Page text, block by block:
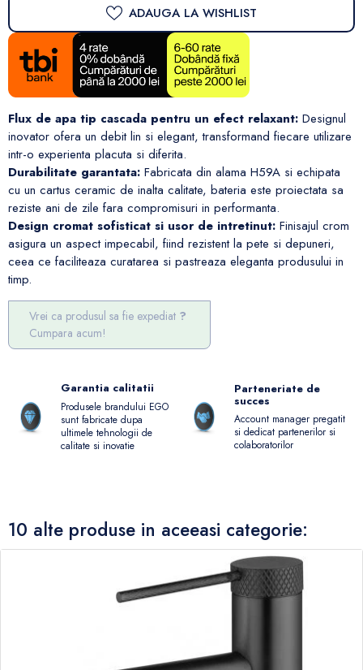
ADAUGA LA WISHLIST
Flux de apa tip cascada pentru un efect relaxant: Designul
inovator ofera un debit lin si elegant, transformand fiecare utilizare
intr-o experienta placuta si diferita.
Durabilitate garantata: Fabricata din alama H59A si echipata
cu un cartus ceramic de inalta calitate, bateria este proiectata sa
reziste ani de zile fara compromisuri in performanta.
Design cromat sofisticat si usor de intretinut: Finisajul crom
asigura un aspect impecabil, fiind rezistent la pete si depuneri,
ceea ce faciliteaza curatarea si pastreaza eleganta produsului in
timp.
Vrei ca produsul sa fie expediat
Cumpara acum!
Garantia calitatii
Produsele brandului EGO
sunt fabricate dupa
ultimele tehnologii de
calitate si inovatie
Parteneriate de
succes
Account manager pregatit
si dedicat partenerilor si
colaboratorilor
10 alte produse in aceeasi categorie: